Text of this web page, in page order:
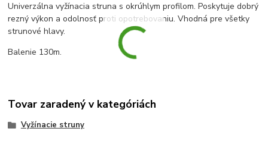
Univerzálna vyžínacia struna s okrúhlym profilom. Poskytuje dobrý
rezný výkon a odolnosť proti opotrebovaniu. Vhodná pre všetky
strunové hlavy.
Balenie 130m.
Tovar zaradený v kategóriách
Vyžínacie struny